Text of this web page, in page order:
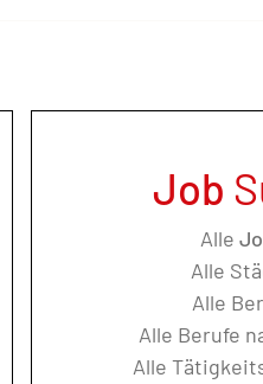
Job
Alle
Alle
Alle
Alle Berufe
Alle